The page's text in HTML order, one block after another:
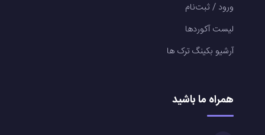
ورود / ثبت‌نام
لیست آکوردها
آرشیو بکینگ ترک ها
همراه ما باشید